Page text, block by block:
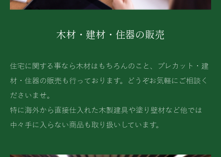
木材・建材・住器の販売
住宅に関する事なら木材はもちろんのこと、プレカット・建
材・住器の販売も行っております。どうぞお気軽にご相談く
ださいませ。
特に海外から直接仕入れた木製建具や塗り壁材など他では
中々手に入らない商品も取り扱いしています。